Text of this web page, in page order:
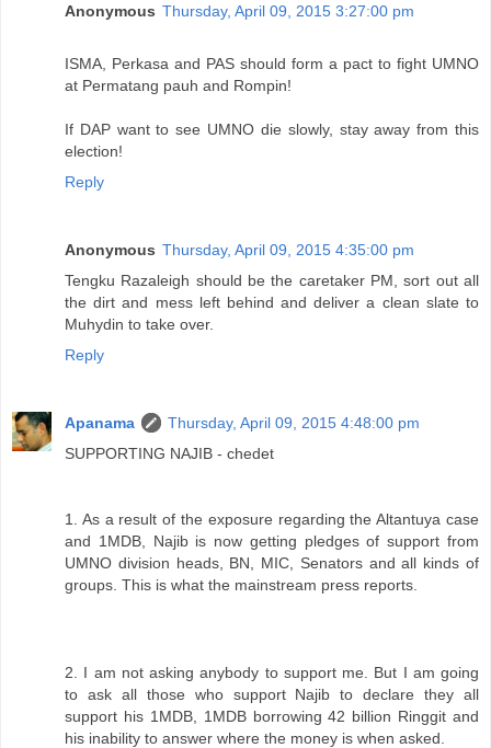
Anonymous Thursday, April 09, 2015 3:27:00 pm
ISMA, Perkasa and PAS should form a pact to fight UMNO
at Permatang pauh and Rompin!
If DAP want to see UMNO die slowly, stay away from this
election!
Reply
Anonymous Thursday, April 09, 2015 4:35:00 pm
Tengku Razaleigh should be the caretaker PM, sort out all
the dirt and mess left behind and deliver a clean slate to
Muhydin to take over.
Reply
Apanama
Thursday, April 09, 2015 4:48:00 pm
SUPPORTING NAJIB - chedet
1. As a result of the exposure regarding the Altantuya case
and 1MDB, Najib is now getting pledges of support from
UMNO division heads, BN, MIC, Senators and all kinds of
groups. This is what the mainstream press reports.
2. I am not asking anybody to support me. But I am going
to ask all those who support Najib to declare they all
support his 1MDB, 1MDB borrowing 42 billion Ringgit and
his inability to answer where the money is when asked.